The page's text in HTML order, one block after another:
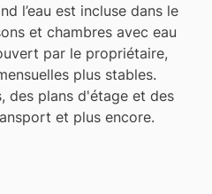
l’eau est incluse dans le
et chambres avec eau
par le propriétaire,
plus stables.
des plans d'étage et des
et plus encore.